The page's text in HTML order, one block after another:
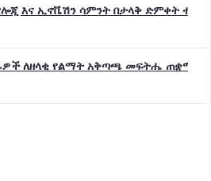
ለዘላቂ የልማት አቅጣጫ መፍትሔ ጠቋሚ